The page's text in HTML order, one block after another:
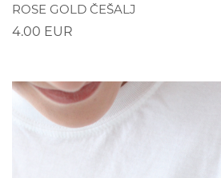
ROSE GOLD ČEŠALJ
4.00 EUR